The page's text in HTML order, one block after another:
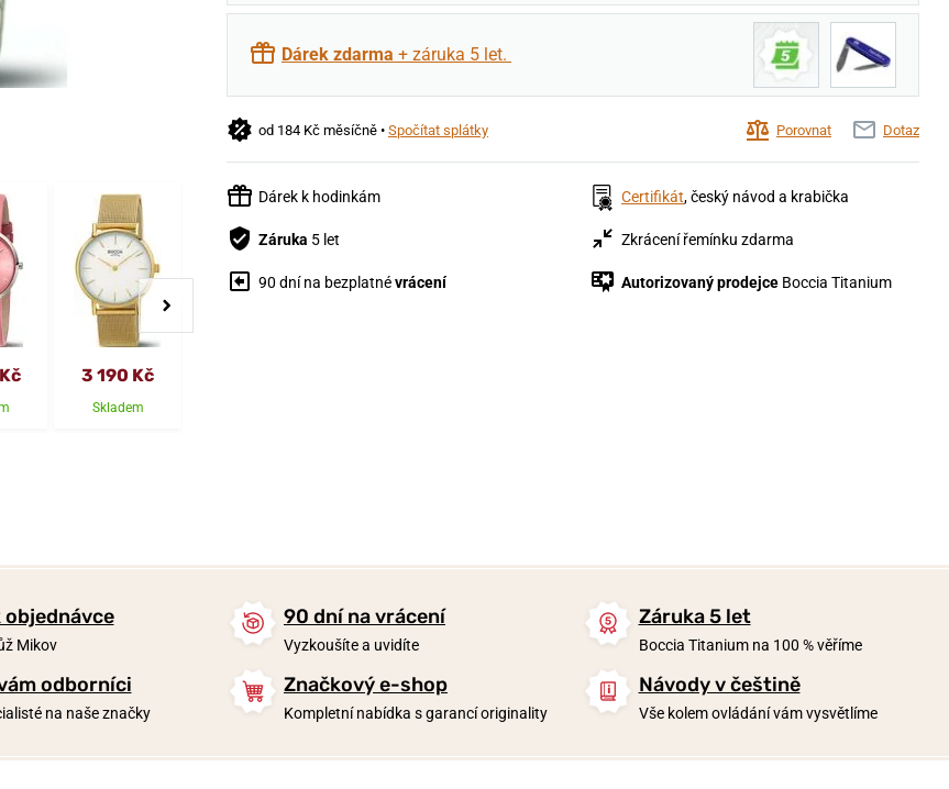
Dárek zdarma + záruka 5 let.
od 184 Kč měsíčně • Spočítat splátky Porovnat Dotaz
Dárek k hodinkám Certifikát, český návod a krabička
Záruka 5 let Zkrácení řemínku zdarma
90 dní na bezplatnévrácení Autorizovaný prodejce Boccia Titanium
3 190 Kč
Skladem
objednávce
Mikov
90 dní na vrácení
Vyzkoušíte a uvidíte
Záruka 5 let
Boccia Titanium na 100 % věříme
odborníci
na naše značky
Značkový e-shop
Kompletní nabídka s garancí originality
Návody v češtině
Vše kolem ovládání vám vysvětlíme